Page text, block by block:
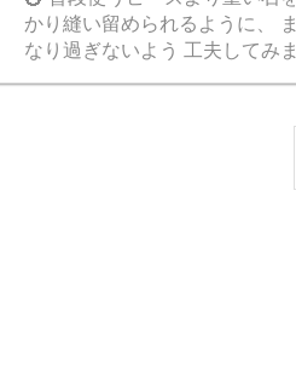
かり縫い留められるように、
なり過ぎないよう 工夫してみ